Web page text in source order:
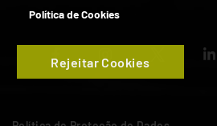
Política de Cookies
Rejeitar Cookies